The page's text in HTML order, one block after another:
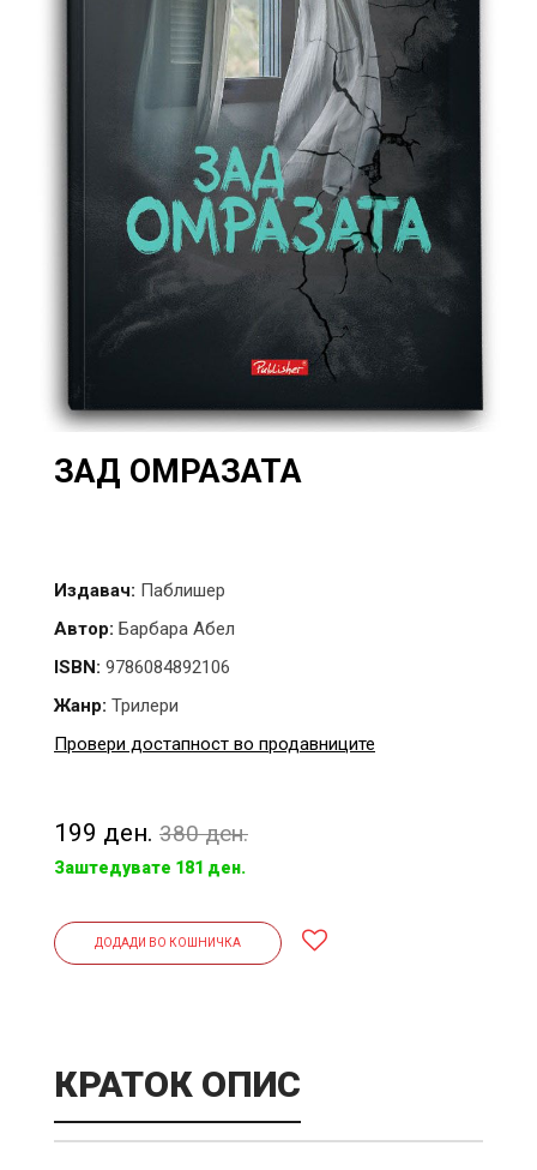
ЗАД ОМРАЗАТА
Издавач: Паблишер
Автор: Барбара Абел
ISBN: 9786084892106
Жанр: Трилери
Провери достапност во продавниците
199 ден. 380 ден.
Заштедувате 181 ден.
ДОДАДИ ВО КОШНИЧКА
КРАТОК ОПИС